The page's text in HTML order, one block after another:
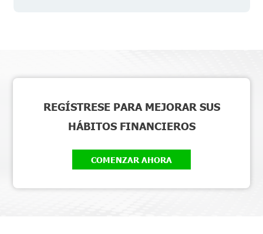
REGÍSTRESE PARA MEJORAR SUS
HÁBITOS FINANCIEROS
COMENZAR AHORA